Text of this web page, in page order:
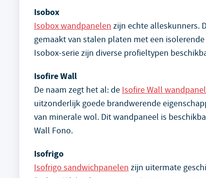
Isobox
Isobox wandpanelen zijn echte alleskunners.
gemaakt van stalen platen met een
Isobox-serie zijn diverse profieltypen
Isofire Wall
De naam zegt het al: de Isofire Wall
uitzonderlijk goede brandwerende
van minerale wol. Dit wandpaneel is
Wall Fono.
Isofrigo
Isofrigo sandwichpanelen zijn uitermate